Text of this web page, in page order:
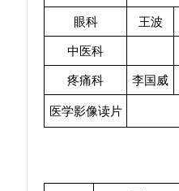
眼科 王波
中医科
疼痛科 李国威
医学影像读片